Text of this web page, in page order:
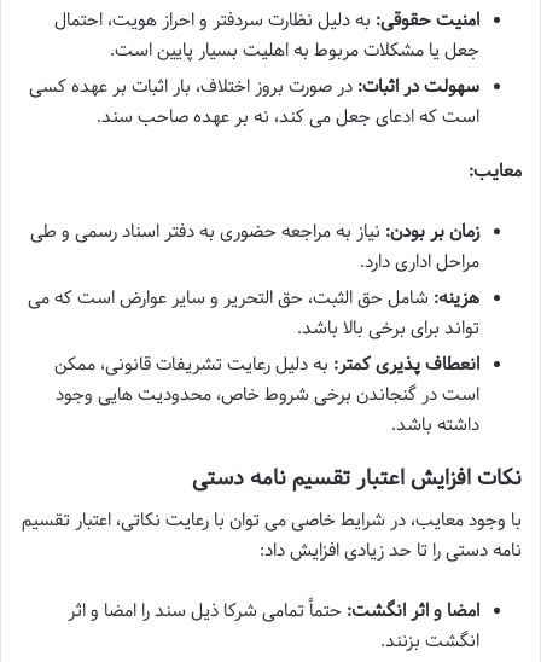
امنیت حقوقی: به دلیل نظارت سردفتر و احراز هویت، احتمال
جعل یا مشکلات مربوط به اهلیت بسیار پایین است.
سهولت در اثبات: در صورت بروز اختلاف، بار اثبات بر عهده کسی
است که ادعای جعل می کند، نه بر عهده صاحب سند.
معایب:
زمان بر بودن: نیاز به مراجعه حضوری به دفتر اسناد رسمی و طی
مراحل اداری دارد.
هزینه: شامل حق الثبت، حق التحریر و سایر عوارض است که می
تواند برای برخی بالا باشد.
انعطاف پذیری کمتر: به دلیل رعایت تشریفات قانونی، ممکن
است در گنجاندن برخی شروط خاص، محدودیت هایی وجود
داشته باشد.
نکات افزایش اعتبار تقسیم نامه دستی
با وجود معایب، در شرایط خاصی می توان با رعایت نکاتی، اعتبار تقسیم
نامه دستی را تا حد زیادی افزایش داد:
امضا و اثر انگشت: حتماً تمامی شرکا ذیل سند را امضا و اثر
انگشت بزنند.